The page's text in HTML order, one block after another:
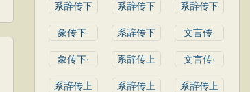
系辞传下 系辞传下 系辞传下
象传下· 系辞传下 文言传·
象传下· 系辞传上 文言传·
系辞传上 系辞传上 系辞传上